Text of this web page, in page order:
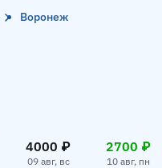
Воронеж
4000 ₽
09 авг, вс
2700 ₽
10 авг, пн